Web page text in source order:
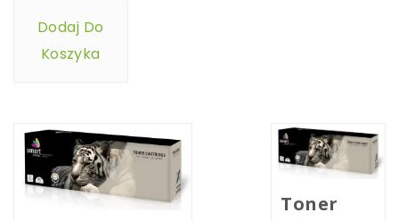
Dodaj Do
Koszyka
Toner